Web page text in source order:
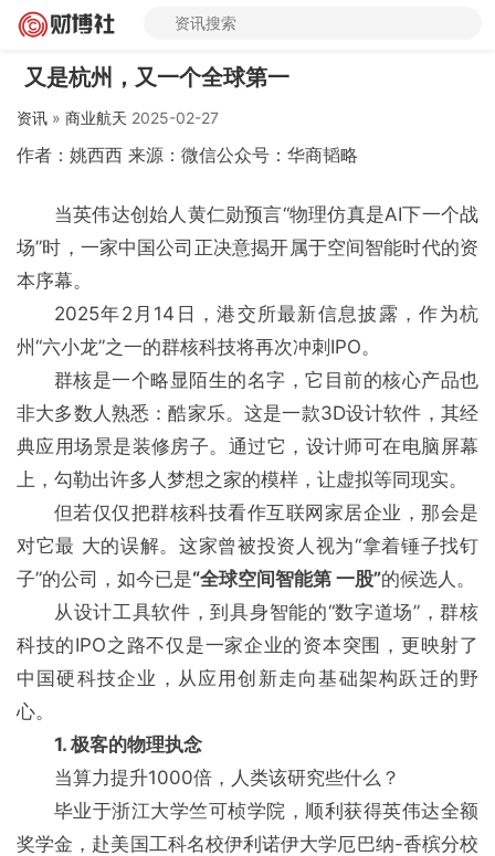
又是杭州，又一个全球第一
资讯 » 商业航天 2025-02-27
作者：姚西西 来源：微信公众号：华商韬略
当英伟达创始人黄仁勋预言“物理仿真是AI下一个战
场”时，一家中国公司正决意揭开属于空间智能时代的资
本序幕。
2025年2月14日，港交所最新信息披露，作为杭
州“六小龙”之一的群核科技将再次冲刺IPO。
群核是一个略显陌生的名字，它目前的核心产品也
非大多数人熟悉：酷家乐。这是一款3D设计软件，其经
典应用场景是装修房子。通过它，设计师可在电脑屏幕
上，勾勒出许多人梦想之家的模样，让虚拟等同现实。
但若仅仅把群核科技看作互联网家居企业，那会是
对它最 大的误解。这家曾被投资人视为“拿着锤子找钉
子”的公司，如今已是“全球空间智能第 一股”的候选人。
从设计工具软件，到具身智能的“数字道场”，群核
科技的IPO之路不仅是一家企业的资本突围，更映射了
中国硬科技企业，从应用创新走向基础架构跃迁的野
心。
1. 极客的物理执念
当算力提升1000倍，人类该研究些什么？
毕业于浙江大学竺可桢学院，顺利获得英伟达全额
奖学金，赴美国工科名校伊利诺伊大学厄巴纳-香槟分校